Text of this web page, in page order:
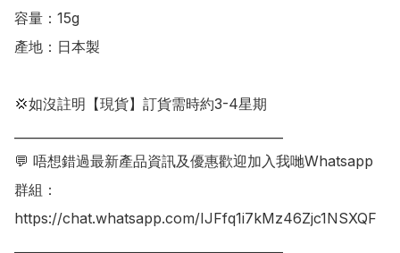
容量：15g
產地：日本製
💢如沒註明【現貨】訂貨需時約3-4星期
💬 唔想錯過最新產品資訊及優惠歡迎加入我哋Whatsapp
群組：
https://chat.whatsapp.com/IJFfq1i7kMz46Zjc1NSXQF